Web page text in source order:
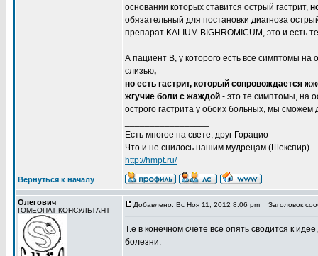
основании которых ставится острый гастрит,
обязательный для постановки диагноза
препарат KALIUM BIGHROMICUM, это и есть
А пациент В, у которого есть все симптомы на
слизью,
но есть гастрит, который сопровождается
жгучие боли с жаждой - это те симптомы, на
острого гастрита у обоих больных, мы
Есть многое на свете, друг Горацио
Что и не снилось нашим мудрецам.(Шекспир)
http://hmpt.ru/
Вернуться к началу
Олегович
ГОМЕОПАТ-КОНСУЛЬТАНТ
Добавлено: Вс Ноя 11, 2012 8:06 pm Заголовок
Т.е в конечном счете все опять сводится к
болезни.